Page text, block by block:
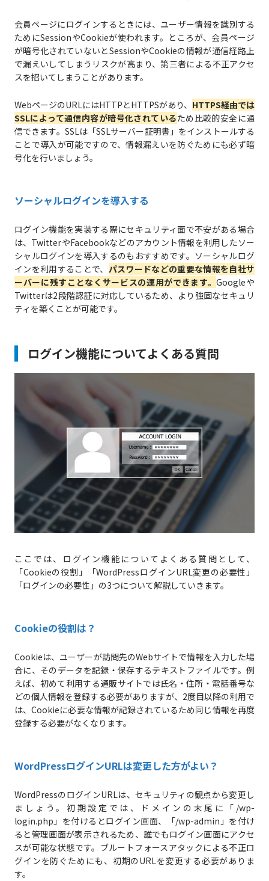
会員ページにログインするときには、ユーザー情報を識別する
ためにSessionやCookieが使われます。ところが、会員ページ
が暗号化されていないとSessionやCookieの情報が通信経路上
で漏えいしてしまうリスクが高まり、第三者による不正アクセ
スを招いてしまうことがあります。
WebページのURLにはHTTPとHTTPSがあり、 HTTPS経由では
SSLによって通信内容が暗号化されているため比較的安全に通
信できます。SSLは「SSLサーバー証明書」をインストールする
ことで導入が可能ですので、情報漏えいを防ぐためにも必ず暗
号化を行いましょう。
ソーシャルログインを導入する
ログイン機能を実装する際にセキュリティ面で不安がある場合
は、TwitterやFacebookなどのアカウント情報を利用したソー
シャルログインを導入するのもおすすめです。ソーシャルログ
インを利用することで、 パスワードなどの重要な情報を自社サ
ーバーに残すことなくサービスの運用ができます。Googleや
Twitterは2段階認証に対応しているため、より強固なセキュリ
ティを築くことが可能です。
ログイン機能についてよくある質問
ここでは、ログイン機能についてよくある質問として、
「Cookieの役割」「WordPressログインURL変更の必要性」
「ログインの必要性」の3つについて解説していきます。
Cookieの役割は？
Cookieは、ユーザーが訪問先のWebサイトで情報を入力した場
合に、そのデータを記録・保存するテキストファイルです。例
えば、初めて利用する通販サイトでは氏名・住所・電話番号な
どの個人情報を登録する必要がありますが、2度目以降の利用で
は、Cookieに必要な情報が記録されているため同じ情報を再度
登録する必要がなくなります。
WordPressログインURLは変更した方がよい？
WordPressのログインURLは、セキュリティの観点から変更し
ましょう。初期設定では、ドメインの末尾に「/wp-
login.php」を付けるとログイン画面、「/wp-admin」を付け
ると管理画面が表示されるため、誰でもログイン画面にアクセ
スが可能な状態です。ブルートフォースアタックによる不正ロ
グインを防ぐためにも、初期のURLを変更する必要がありま
す。